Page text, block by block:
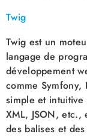
Twig
Twig est un
langage de
développement
comme
simple et intuitive
XML, JSON, etc.,
des balises et